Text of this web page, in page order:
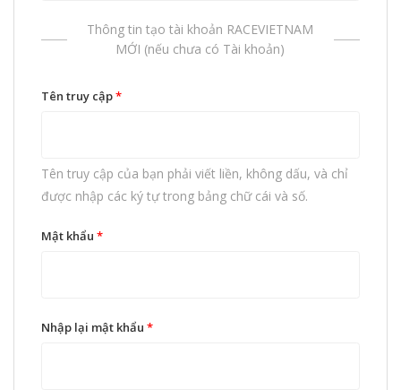
Thông tin tạo tài khoản RACEVIETNAM
MỚI (nếu chưa có Tài khoản)
Tên truy cập*
Tên truy cập của bạn phải viết liền, không dấu, và chỉ
được nhập các ký tự trong bảng chữ cái và số.
Mật khẩu *
Nhập lại mật khẩu *